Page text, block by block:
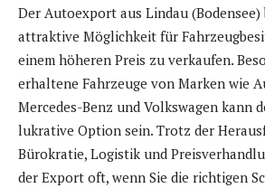
Der Autoexport aus Lindau
attraktive Möglichkeit für
einem höheren Preis zu verkaufen.
erhaltene Fahrzeuge von Marken wie
Mercedes-Benz und Volkswagen kann
lukrative Option sein. Trotz der
Bürokratie, Logistik und
der Export oft, wenn Sie die richtigen